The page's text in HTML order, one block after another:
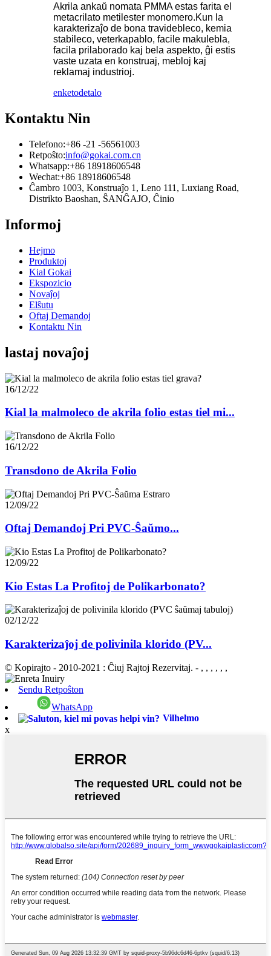
Akrila ankaŭ nomata PMMA estas farita el
metacrilato metilester monomero.Kun la
karakterizaĵo de bona travidebleco, kemia
stabileco, veterkapablo, facile makulebla,
facila prilaborado kaj bela aspekto, ĝi estis
vaste uzata en konstruaj, mebloj kaj
reklamaj industrioj.
enketodetalo
Kontaktu Nin
Telefono:+86 -21 -56561003
Retpoŝto:info@gokai.com.cn
Whatsapp:+86 18918606548
Wechat:+86 18918606548
Ĉambro 1003, Konstruaĵo 1, Leno 111, Luxiang Road,
Distrikto Baoshan, ŜANĜAJO, Ĉinio
Informoj
Hejmo
Produktoj
Kial Gokai
Ekspozicio
Novaĵoj
Elŝutu
Oftaj Demandoj
Kontaktu Nin
lastaj novaĵoj
16/12/22
Kial la malmoleco de akrila folio estas tiel mi...
16/12/22
Transdono de Akrila Folio
12/09/22
Oftaj Demandoj Pri PVC-Ŝaŭmo...
12/09/22
Kio Estas La Profitoj de Polikarbonato?
02/12/22
Karakterizaĵoj de polivinila klorido (PV...
© Kopirajto - 2010-2021 : Ĉiuj Rajtoj Rezervitaj. - , , , , , ,
Sendu Retpoŝton
WhatsApp
Vilhelmo
x